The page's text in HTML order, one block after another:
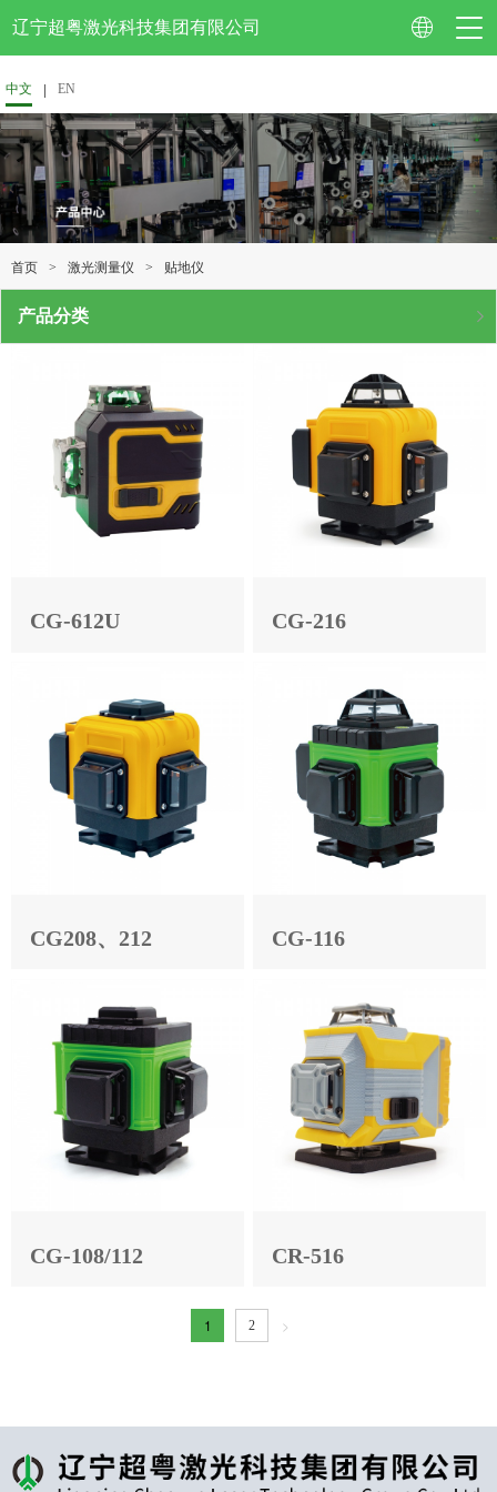
辽宁超粤激光科技集团有限公司
公司简介
资质认证
校企合作
中文 EN
首页 > 激光测量仪 > 贴地仪
产品分类
CG-612U CG-216
CG208、212 CG-116
CG-108/112 CR-516
1 2 >